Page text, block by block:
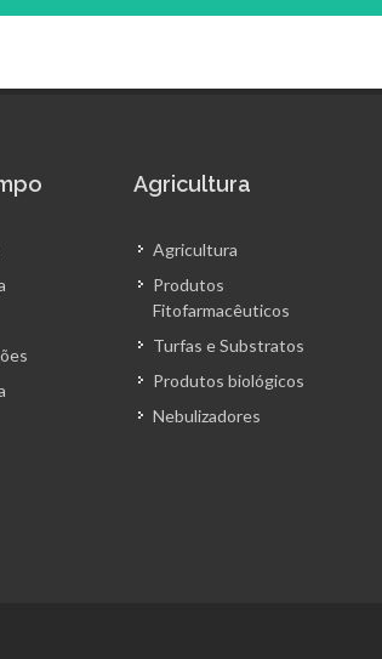
Agricultura
Agricultura
Produtos
Fitofarmacêuticos
Turfas e Substratos
Produtos biológicos
Nebulizadores